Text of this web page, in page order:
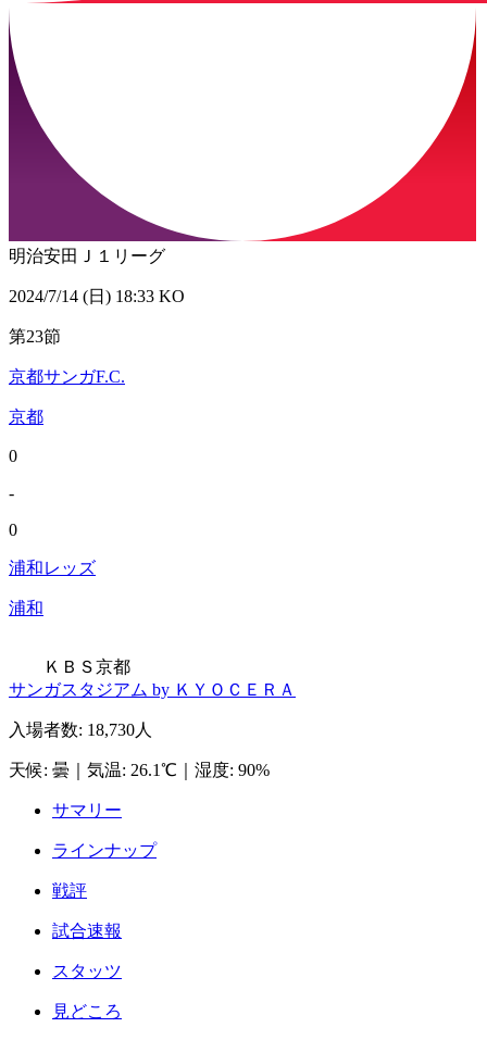
明治安田Ｊ１リーグ
2024/7/14 (日) 18:33 KO
第23節
京都サンガF.C.
京都
0
-
0
浦和レッズ
浦和
ＫＢＳ京都
サンガスタジアム by ＫＹＯＣＥＲＡ
入場者数: 18,730人
天候: 曇 気温: 26.1℃ 湿度: 90%
サマリー
ラインナップ
戦評
試合速報
スタッツ
見どころ